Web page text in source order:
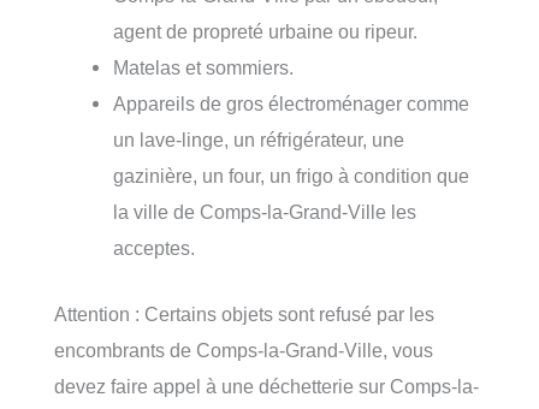
agent de propreté urbaine ou ripeur.
Matelas et sommiers.
Appareils de gros électroménager comme
un lave-linge, un réfrigérateur, une
gazinière, un four, un frigo à condition que
la ville de Comps-la-Grand-Ville les
acceptes.
Attention : Certains objets sont refusé par les
encombrants de Comps-la-Grand-Ville, vous
devez faire appel à une déchetterie sur Comps-la-